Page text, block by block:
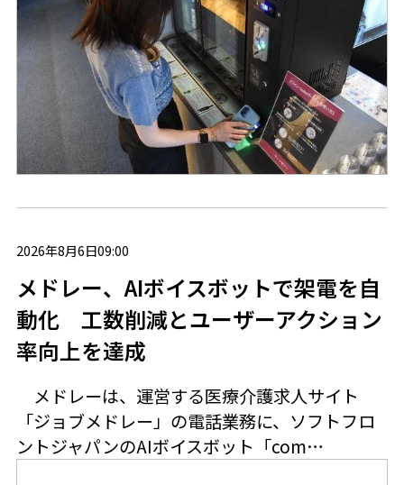
2026年8月6日09:00
メドレー、AIボイスボットで架電を自
動化 工数削減とユーザーアクション
率向上を達成
メドレーは、運営する医療介護求人サイト
「ジョブメドレー」の電話業務に、ソフトフロ
ントジャパンのAIボイスボット「com…